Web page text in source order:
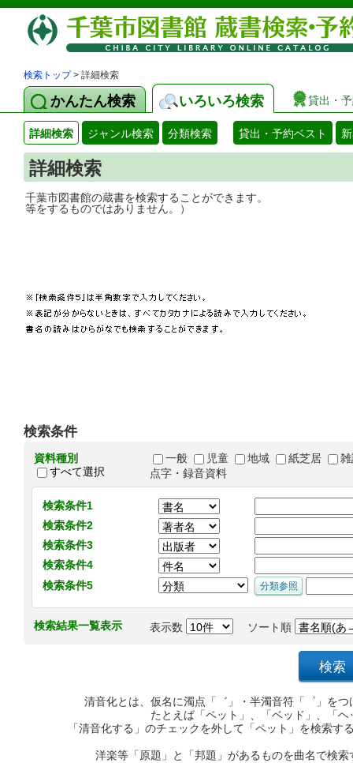
検索トップ> 詳細検索
かんたん検索 いろいろ検索 貸出・
詳細検索 ジャンル検索 分類検索 貸出・予約ベスト
詳細検索
千葉市図書館の蔵書を検索することがで
等をするものではありません。）
検索条件
資料種別
すべて選択
一般 児童 地域 紙芝居
点字・録音資料
検索条件1
検索条件2
検索条件3
検索条件4
検索条件5
検索結果一覧表示 表示数 ソート順
清音化とは、仮名に濁点「゛」・半濁音符「゜」を
たとえば「ペット」、「ベッド」、「
「清音化する」のチェックを外して「ペット」を検索
洋楽等「原題」と「邦題」があるものを曲名で検